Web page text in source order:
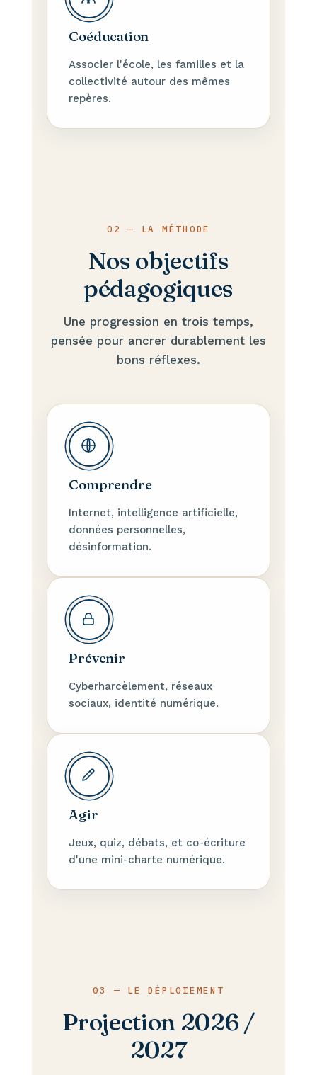
Coéducation
Associer l'école, les familles et la
collectivité autour des mêmes
repères.
02 — LA MÉTHODE
Nos objectifs
pédagogiques
Une progression en trois temps,
pensée pour ancrer durablement les
bons réflexes.
Comprendre
Internet, intelligence artificielle,
données personnelles,
désinformation.
Prévenir
Cyberharcèlement, réseaux
sociaux, identité numérique.
Agir
Jeux, quiz, débats, et co-écriture
d'une mini-charte numérique.
03 — LE DÉPLOIEMENT
Projection 2026 /
2027